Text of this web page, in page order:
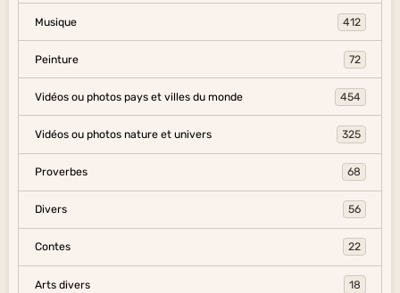
Musique 412
Peinture 72
Vidéos ou photos pays et villes du monde 454
Vidéos ou photos nature et univers 325
Proverbes 68
Divers 56
Contes 22
Arts divers 18